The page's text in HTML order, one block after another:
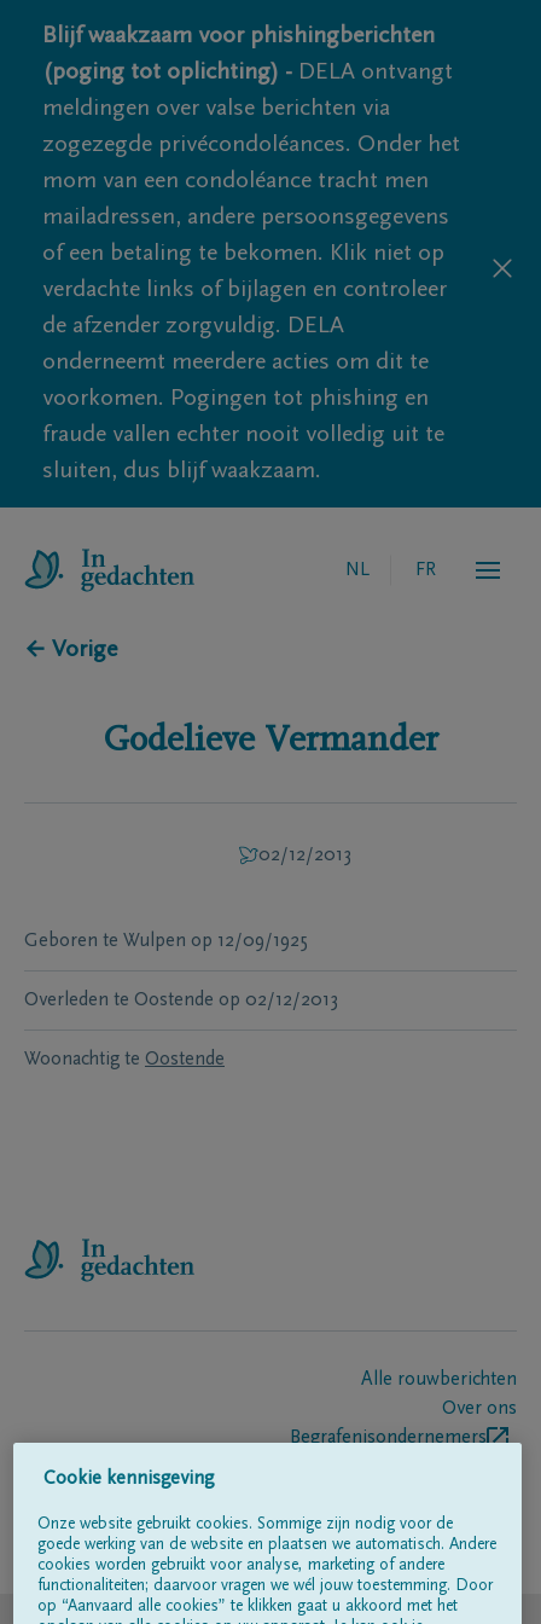
Blijf waakzaam voor phishingberichten
(poging tot oplichting) - DELA ontvangt
meldingen over valse berichten via
zogezegde privécondoléances. Onder het
mom van een condoléance tracht men
mailadressen, andere persoonsgegevens
of een betaling te bekomen. Klik niet op
verdachte links of bijlagen en controleer
de afzender zorgvuldig. DELA
onderneemt meerdere acties om dit te
voorkomen. Pogingen tot phishing en
fraude vallen echter nooit volledig uit te
sluiten, dus blijf waakzaam.
NL FR
← Vorige
Godelieve Vermander
02/12/2013
Geboren te Wulpen op 12/09/1925
Overleden te Oostende op 02/12/2013
Woonachtig te Oostende
Alle rouwberichten
Over ons
Begrafenisondernemers
Volg ons op
Cookie kennisgeving
Onze website gebruikt cookies. Sommige zijn nodig voor de
goede werking van de website en plaatsen we automatisch. Andere
cookies worden gebruikt voor analyse, marketing of andere
functionaliteiten; daarvoor vragen we wél jouw toestemming. Door
op “Aanvaard alle cookies” te klikken gaat u akkoord met het